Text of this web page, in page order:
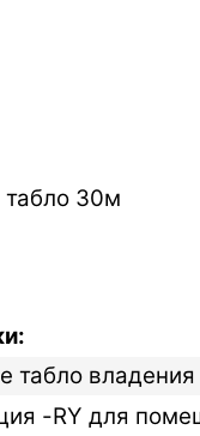
30м
табло
-RY для